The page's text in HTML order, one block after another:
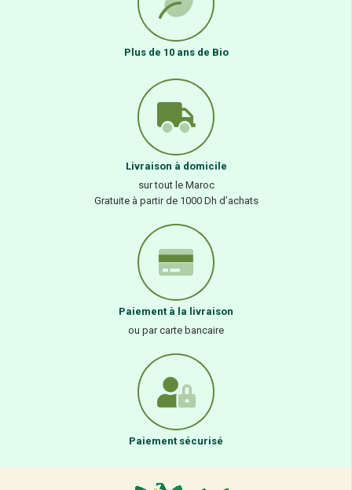
Plus de 10 ans de Bio
Livraison à domicile
sur tout le Maroc
Gratuite à partir de 1000 Dh d’achats
Paiement à la livraison
ou par carte bancaire
Paiement sécurisé